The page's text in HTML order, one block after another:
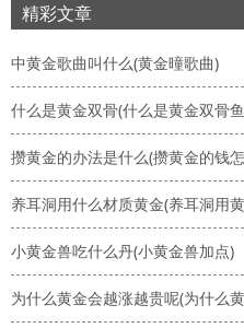
精彩文章
中黄金歌曲叫什么(黄金曈歌曲)
什么是黄金双骨(什么是黄金双骨
攒黄金的办法是什么(攒黄金的钱
养耳洞用什么材质黄金(养耳洞用
小黄金兽吃什么丹(小黄金兽加点)
为什么黄金会越涨越贵呢(为什么